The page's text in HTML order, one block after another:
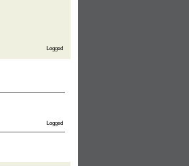
Logged
Logged